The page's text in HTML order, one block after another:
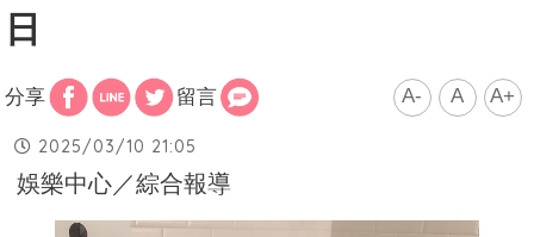
日
分享 留言 A- A A+
2025/03/10 21:05
娛樂中心／綜合報導